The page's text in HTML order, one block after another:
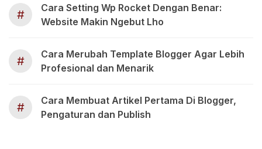
#
Cara Setting Wp Rocket Dengan Benar:
Website Makin Ngebut Lho
#
Cara Merubah Template Blogger Agar Lebih
Profesional dan Menarik
#
Cara Membuat Artikel Pertama Di Blogger,
Pengaturan dan Publish